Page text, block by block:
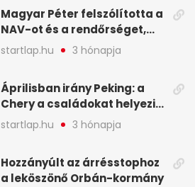
Magyar Péter felszólította a
NAV-ot és a rendőrséget,
tartóztassák le a NER-es
oligarchákat - A hét
startlap.hu 3 hónapja
Áprilisban irány Peking: a
Chery a családokat helyezi
globális mobilitási
programja középpontjába
startlap.hu 3 hónapja
Hozzányúlt az árrésstophoz
a leköszönő Orbán-kormány